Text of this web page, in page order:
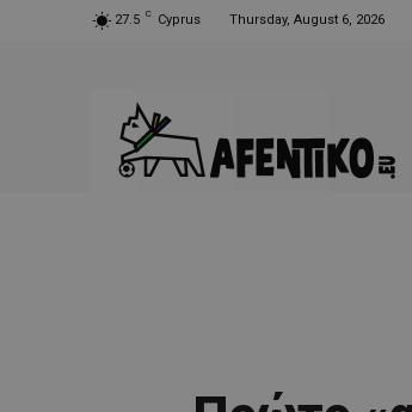
27.5 C Cyprus Thursday, August 6, 2026